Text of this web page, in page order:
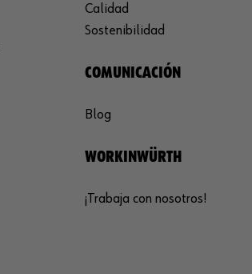
Calidad
Sostenibilidad
COMUNICACIÓN
Blog
WORKINWÜRTH
¡Trabaja con nosotros!